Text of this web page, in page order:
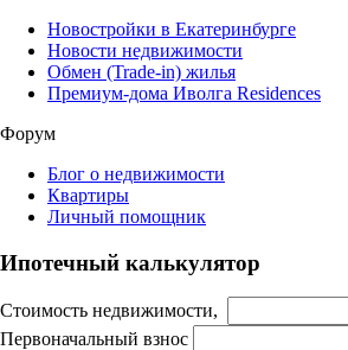
Новостройки в Екатеринбурге
Новости недвижимости
Обмен (Trade-in) жилья
Премиум-дома Иволга Residences
Форум
Блог о недвижимости
Квартиры
Личный помощник
Ипотечный калькулятор
Стоимость недвижимости,
Первоначальный взнос